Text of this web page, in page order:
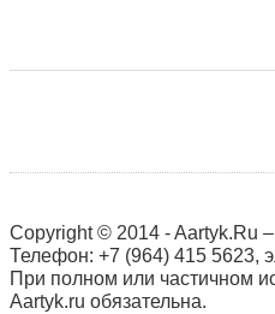
Copyright © 2014 - Aartyk.Ru
Телефон: +7 (964) 415 5623,
При полном или частичном
Aartyk.ru oбязательна.